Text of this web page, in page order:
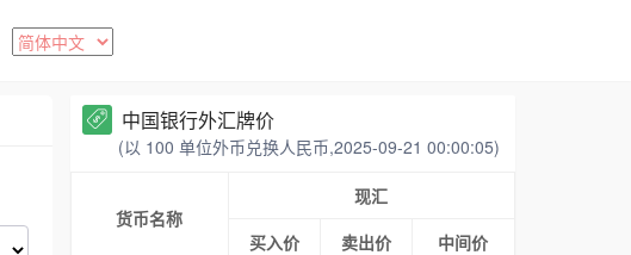
中国银行外汇牌价
(以 100 单位外币兑换人民币,2025-09-21 00:00:05)
货币名称
现汇
买入价
卖出价
中间价